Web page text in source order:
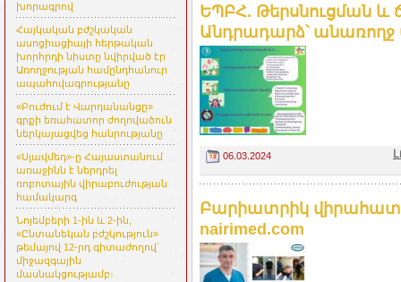
խորագրով
Հայկական բժշկական
ասոցիացիայի հերթական
խորհրդի նիստը նվիրված էր
Առողջության համընդհանուր
ապահովագրությանը
«Բուժում է Վարդանանցը»
գրքի եռահատոր ժողովածուն
ներկայացվեց հանրությանը
«Սլավմեդ»-ը Հայաստանում
առաջինն է ներդրել
ռոբոտային վիրաբուժության
համակարգ
Նոյեմբերի 1-ին և 2-ին,
«Ընտանեկան բժշկություն»
թեմայով 12-րդ գիտաժողով՝
միջազգային
մասնակցությամբ։
ԵՊԲՀ. Թերսնուցման և
Անդրադարձ՝
06.03.2024
Բարիատրիկ
nairimed.com